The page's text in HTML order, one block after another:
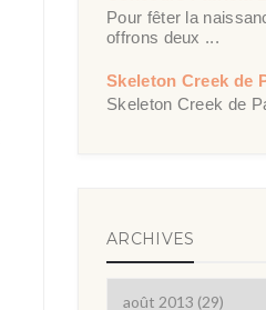
Pour fêter la
offrons deux ...
Skeleton Creek de
Skeleton Creek de
ARCHIVES